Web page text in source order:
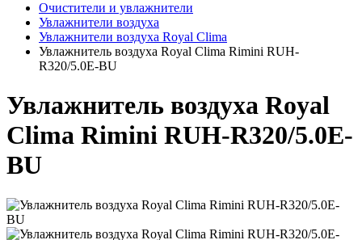
Очистители и увлажнители
Увлажнители воздуха
Увлажнители воздуха Royal Clima
Увлажнитель воздуха Royal Clima Rimini RUH-
R320/5.0E-BU
Увлажнитель воздуха Royal
Clima Rimini RUH-R320/5.0E-
BU